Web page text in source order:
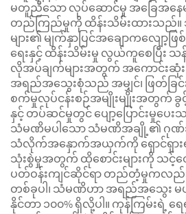
မတူညီသော လုပ်ဆောင်မှု အခြေအန
တည်ကြည်မှုကို ထိန်းသိမ်းထားသည်။
များ၏ မျက်နှာပြင်အချောကလျော့ဖ
ရေးနှင့် ထိန်းသိမ်းမှု လွယ်ကူစေပြီး သ
လိုအပ်ချက်များအတွက် အကောင်းဆုံး
အရည်အသွေးစုံသည် အမျှင်၊ ဖြတ်ခြင်း
စက်မှုလုပ်ငန်းစဉ်အမျိုးမျိုးအတွက် ခွ
နှင့် တပ်ဆင်မှုတွင် ပျော့ပြောင်းမှုပ
သံမဏိမပါသော သံမဏိအချို့၏ ဂုဏ်သတ္
သံလိုက်အနှောက်အယှက်ကို ရှောင်ရှာ
သုံးစွဲမှုအတွက် ထိုစောင်းများကို သင့်
ပတ်ဝန်းကျင်ဆိုင်ရာ တည်တံ့မှုကလည်း
တစ်ခုပါ၊ သံမဏိဟာ အရည်အသွေး မပ
နိုင်တာ ၁၀၀% ရှိလို့ပါ။ ကုန်ကြမ်းရဲ့